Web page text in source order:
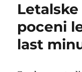
poceni
last